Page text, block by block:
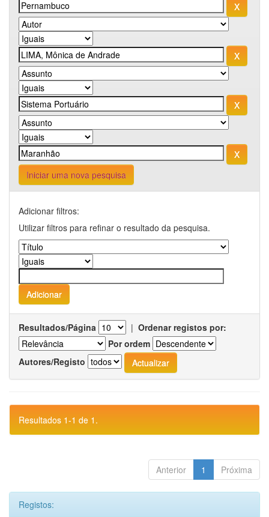
Iniciar uma nova pesquisa
Adicionar filtros:
Utilizar filtros para refinar o resultado da pesquisa.
Resultados/Página | Ordenar registos por:
Por ordem
Autores/Registo
Resultados 1-1 de 1.
Anterior 1 Próxima
Registos: